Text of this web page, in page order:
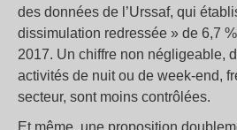
des données de l’Urssaf, qui
dissimulation redressée » de 6,7
2017. Un chiffre non négligeable,
activités de nuit ou de week-end,
secteur, sont moins contrôlées.
Et même, une proposition